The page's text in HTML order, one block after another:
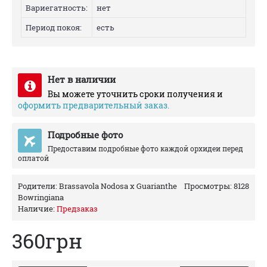
Вариегатность:
нет
Период покоя:
есть
Нет в наличии
Вы можете уточнить сроки получения и
оформить предварительный заказ.
Подробные фото
Предоставим подробные фото каждой орхидеи перед
оплатой
Просмотры: 8128
Родители:Brassavola Nodosa x Guarianthe
Bowringiana
Наличие:Предзаказ
360грн